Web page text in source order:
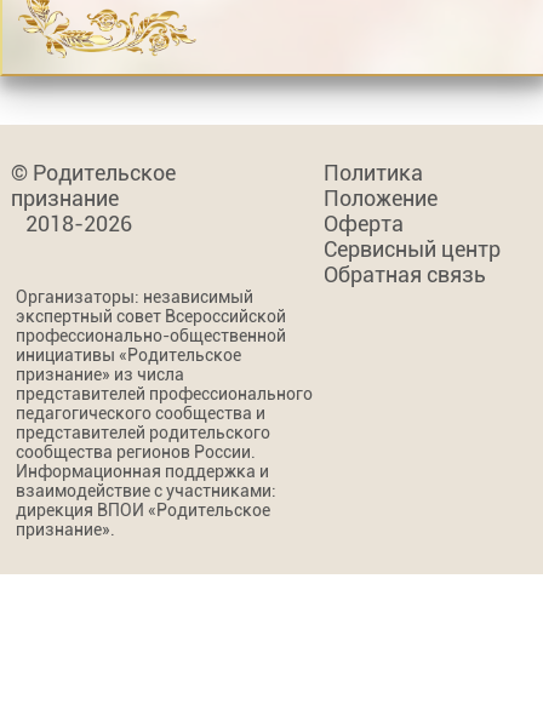
© Родительское
признание
2018-2026
Политика
Положение
Оферта
Сервисный центр
Обратная связь
Организаторы: независимый
экспертный совет Всероссийской
профессионально-общественной
инициативы «Родительское
признание» из числа
представителей профессионального
педагогического сообщества и
представителей родительского
сообщества регионов России.
Информационная поддержка и
взаимодействие с участниками:
дирекция ВПОИ «Родительское
признание».